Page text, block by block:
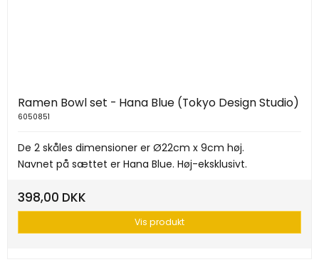
Ramen Bowl set - Hana Blue (Tokyo Design Studio)
6050851
De 2 skåles dimensioner er Ø22cm x 9cm høj.
Navnet på sættet er Hana Blue. Høj-eksklusivt.
398,00 DKK
Vis produkt